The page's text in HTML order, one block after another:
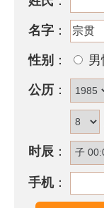
宗贯名字五行
宗贯的姓名五行
热，容易意气
力，取得成功
宗贯名字能打
宗贯名字评分为
数理测算得出
名字 ：
性别 ： 男
公历 ：
时辰 ：
手机：